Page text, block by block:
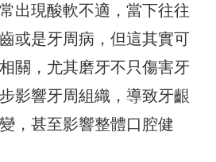
出現酸軟不適，當下往往
或是牙周病， 但這其實可
關，尤其磨牙不只傷害牙
影響牙周組織，導致牙齦
， 甚至影響整體口腔健